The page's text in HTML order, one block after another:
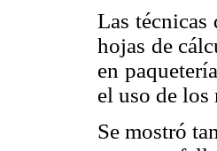
Las
hojas de
en
el uso de los
Se mostró